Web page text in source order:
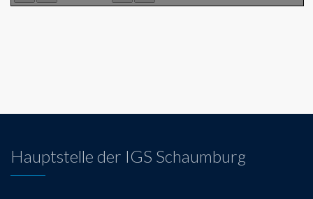
Hauptstelle der IGS Schaumburg